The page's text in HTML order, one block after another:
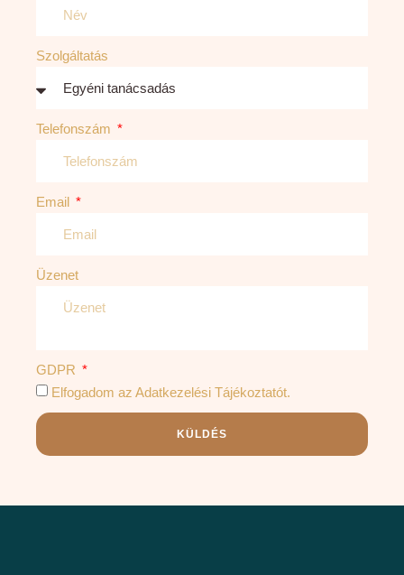
Szolgáltatás
Telefonszám
Email
Üzenet
GDPR
Elfogadom az Adatkezelési Tájékoztatót.
KÜLDÉS